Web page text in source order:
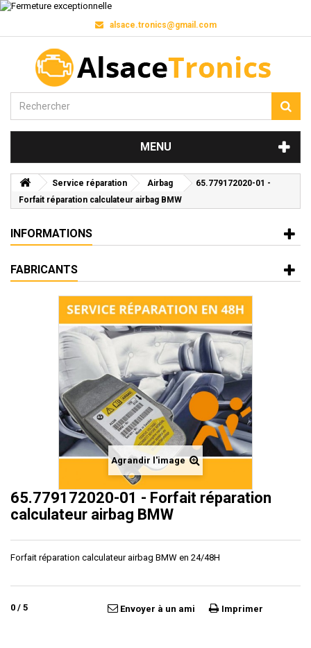
alsace.tronics@gmail.com
MENU
Service réparation Airbag
65.779172020-01 -
Forfait réparation calculateur airbag BMW
INFORMATIONS
FABRICANTS
Agrandir l'image
65.779172020-01 - Forfait réparation
calculateur airbag BMW
Forfait réparation calculateur airbag BMW en 24/48H
0 / 5 Envoyer à un ami Imprimer